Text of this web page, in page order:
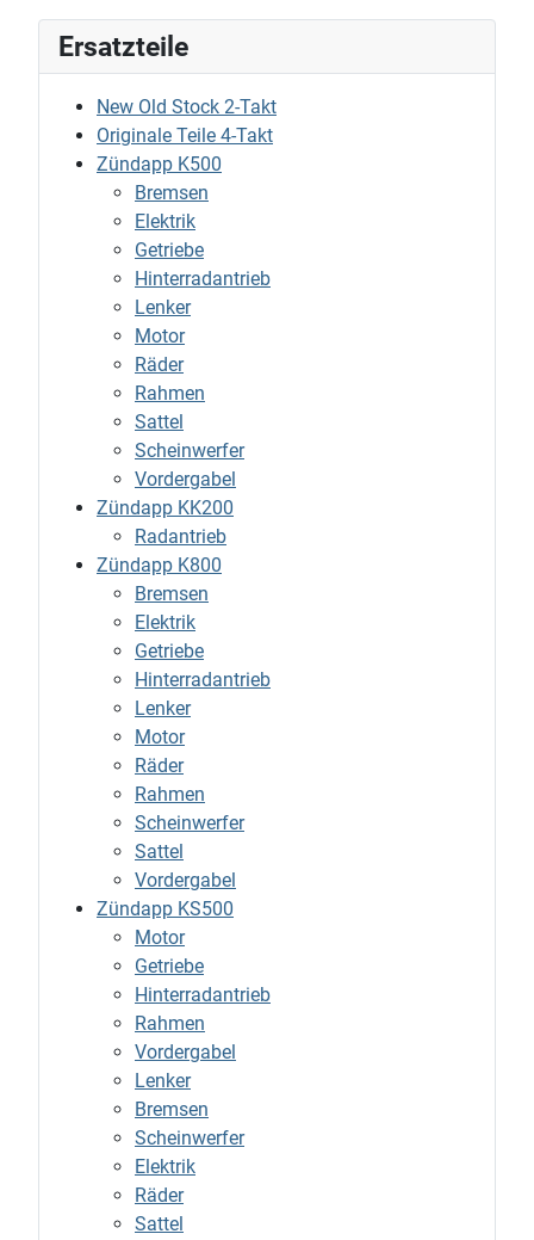
Ersatzteile
New Old Stock 2-Takt
Originale Teile 4-Takt
Zündapp K500
Bremsen
Elektrik
Getriebe
Hinterradantrieb
Lenker
Motor
Räder
Rahmen
Sattel
Scheinwerfer
Vordergabel
Zündapp KK200
Radantrieb
Zündapp K800
Bremsen
Elektrik
Getriebe
Hinterradantrieb
Lenker
Motor
Räder
Rahmen
Scheinwerfer
Sattel
Vordergabel
Zündapp KS500
Motor
Getriebe
Hinterradantrieb
Rahmen
Vordergabel
Lenker
Bremsen
Scheinwerfer
Elektrik
Räder
Sattel